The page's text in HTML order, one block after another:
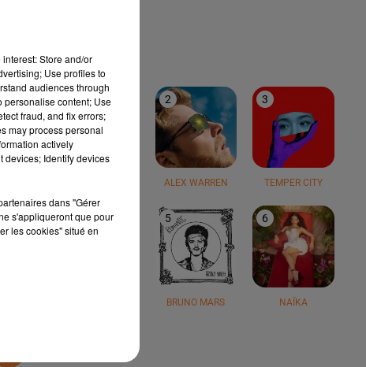
1 2
ALEX WARREN
3
TEMPER CITY
4 5
BRUNO MARS
6
NAÏKA
Store and/or
Use profiles to
audiences through
personalise content; Use
fraud, and fix errors;
may process personal
actively
devices; Identify devices
dans "Gérer
s'appliqueront que pour
les cookies" situé en